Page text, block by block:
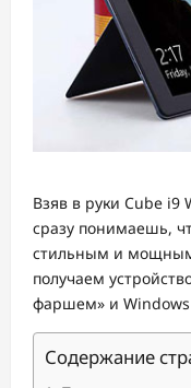
Взяв в руки Cube i9
сразу понимаешь,
стильным и
получаем
фаршем» и Windows
Содержание